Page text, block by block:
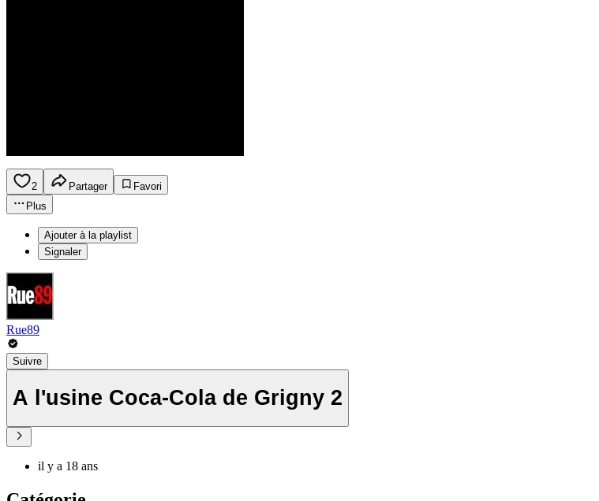
2 Partager
Favori
Plus
Ajouter à la playlist
Signaler
Rue89
Suivre
A l'usine Coca-Cola de Grigny 2
il y a 18 ans